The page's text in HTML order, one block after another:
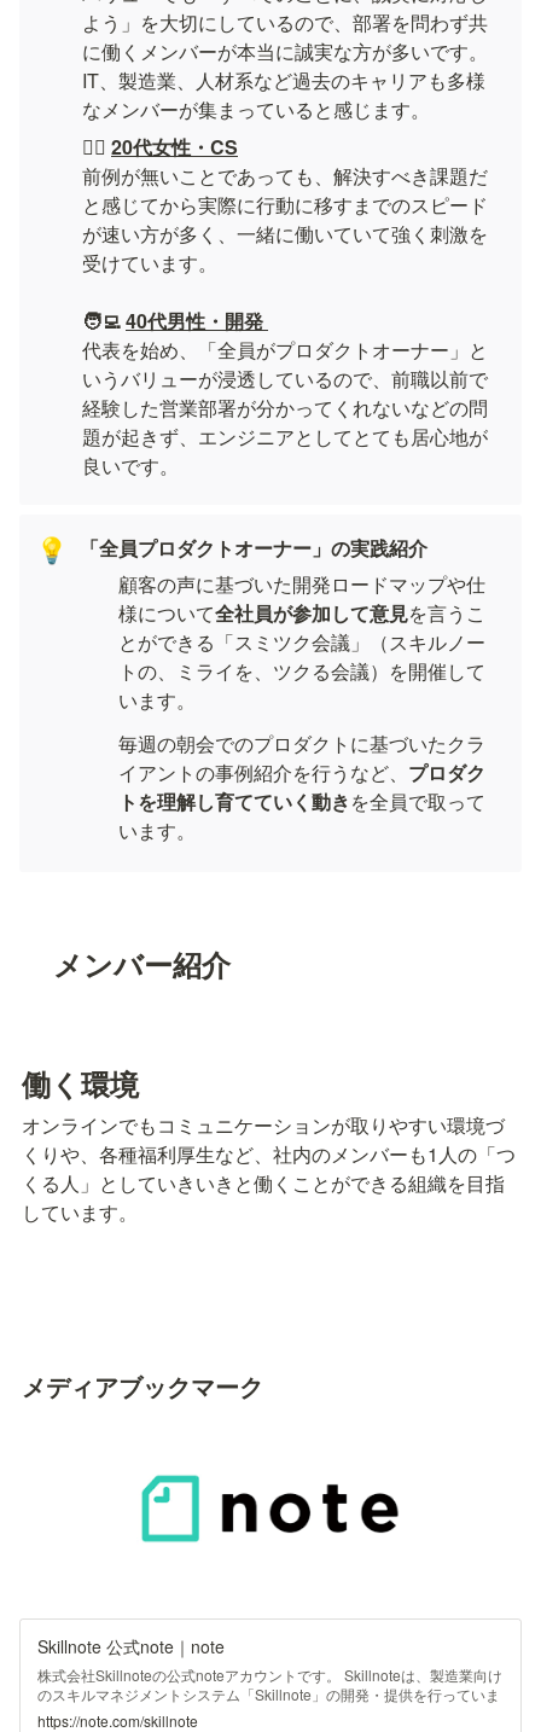
よう」を大切にしているので、部署を問わず共
に働くメンバーが本当に誠実な方が多いです。
IT、製造業、人材系など過去のキャリアも多様
🙋‍♀️ 20代女性・CS
前例が無いことであっても、解決すべき課題だ
と感じてから実際に行動に移すまでのスピード
が速い方が多く、一緒に働いていて強く刺激を
受けています。
🧑‍💻 40代男性・開発
代表を始め、「全員がプロダクトオーナー」と
いうバリューが浸透しているので、前職以前で
経験した営業部署が分かってくれないなどの問
題が起きず、エンジニアとしてとても居心地が
良いです。
💡
「全員プロダクトオーナー」の実践紹介
顧客の声に基づいた開発ロードマップや仕
様について全社員が参加して意見を言うこ
とができる「スミツク会議」（スキルノー
トの、ミライを、ツクる会議）を開催して
います。
毎週の朝会でのプロダクトに基づいたクラ
イアントの事例紹介を行うなど、 プロダク
トを理解し育てていく動きを全員で取って
います。
メンバー紹介
働く環境
オンラインでもコミュニケーションが取りやすい環境づ
くりや、各種福利厚生など、社内のメンバーも1人の「つ
くる人」としていきいきと働くことができる組織を目指
しています。
メディアブックマーク
Skillnote 公式note｜note
株式会社Skillnoteの公式noteアカウントです。 Skillnoteは、製造業向け
のスキルマネジメントシステム「Skillnote」の開発・提供を行っていま
す。 https://corp.skillnote.jp/
https://note.com/skillnote